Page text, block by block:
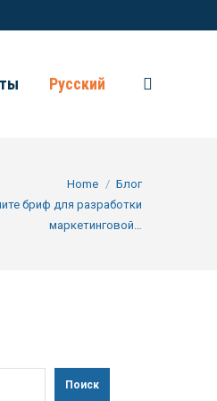
Русский Search:
Home
Блог
бриф для разработки
маркетинговой…
Поиск